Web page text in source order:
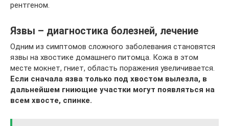
рентгеном.
Язвы – диагностика болезней, лечение
Одним из симптомов сложного заболевания становятся
язвы на хвостике домашнего питомца. Кожа в этом
месте мокнет, гниет, область поражения увеличивается.
Если сначала язва только под хвостом вылезла, в
дальнейшем гниющие участки могут появляться на
всем хвосте, спинке.